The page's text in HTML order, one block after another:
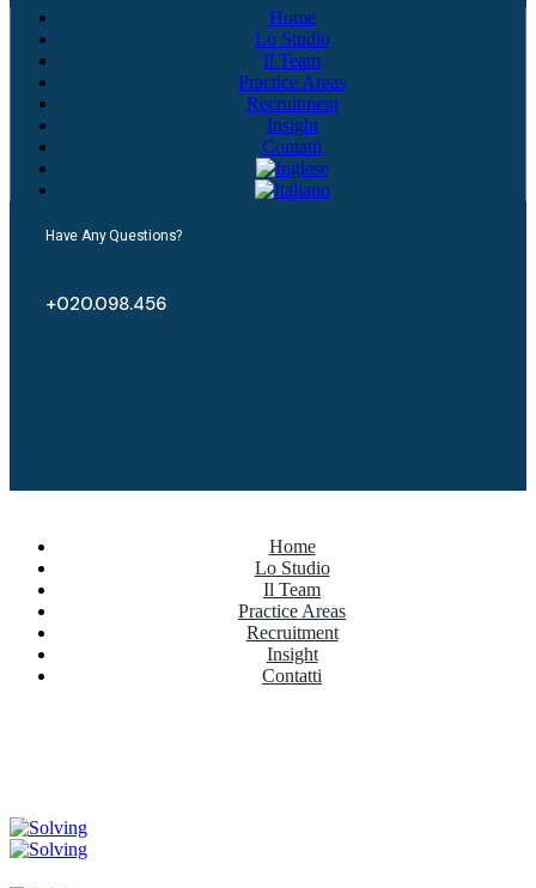
Home
Lo Studio
Il Team
Practice Areas
Recruitment
Insight
Contatti
+020.098.456
Have Any Questions?
Home
Lo Studio
Il Team
Practice Areas
Recruitment
Insight
Contatti